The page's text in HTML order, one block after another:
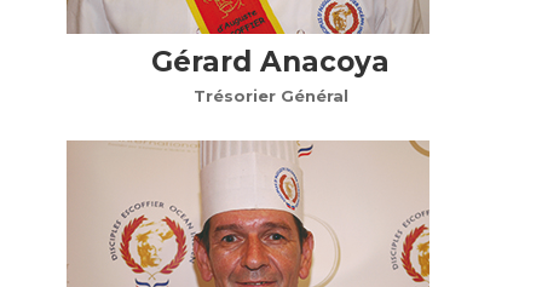
Gérard Anacoya
Trésorier Général